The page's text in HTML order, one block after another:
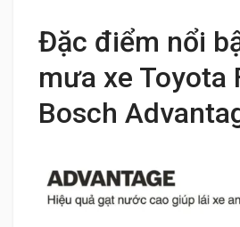
Đặc điểm nổi
mưa xe Toyota
Bosch